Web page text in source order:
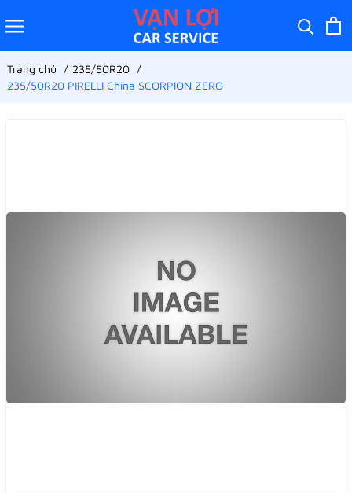
Trang chủ
235/50R20
235/50R20 PIRELLI China SCORPION ZERO